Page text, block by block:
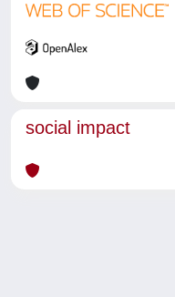
social impact